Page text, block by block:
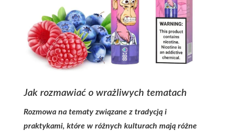
Jak rozmawiać o wrażliwych tematach
Rozmowa na tematy związane z tradycją i
praktykami, które w różnych kulturach mają różne